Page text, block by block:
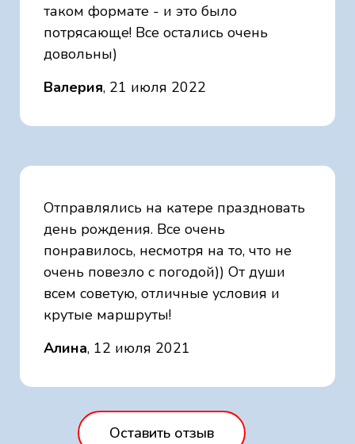
таком формате - и это было
потрясающе! Все остались очень
довольны)
Валерия, 21 июля 2022
Отправлялись на катере праздновать
день рождения. Все очень
понравилось, несмотря на то, что не
очень повезло с погодой)) От души
всем советую, отличные условия и
крутые маршруты!
Алина, 12 июля 2021
Оставить отзыв